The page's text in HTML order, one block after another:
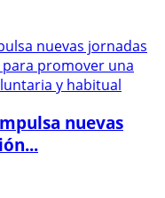
nuevas